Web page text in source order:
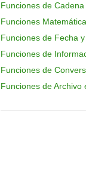
Funciones de Cadena
Funciones
Funciones de Fecha
Funciones de
Funciones de
Funciones de Archivo